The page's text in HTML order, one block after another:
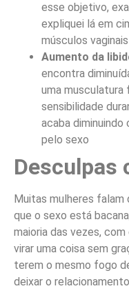
esse objetivo,
expliquei lá em
músculos vaginais
Aumento da
encontra
uma musculatura
sensibilidade
acaba diminuindo
pelo sexo
Desculpas
Muitas mulheres falam
que o sexo está
maioria das vezes,
virar uma coisa sem
terem o mesmo fogo
deixar o